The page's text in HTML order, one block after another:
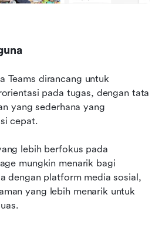
Teams dirancang untuk
pada tugas, dengan tata
yang sederhana yang
cepat.
lebih berfokus pada
mungkin menarik bagi
dengan platform media sosial,
yang lebih menarik untuk